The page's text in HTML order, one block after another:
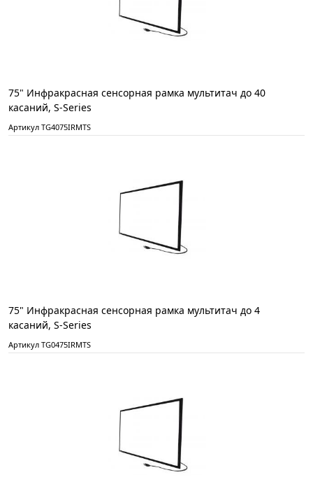
75" Инфракрасная сенсорная рамка мультитач до 40
касаний, S-Series
Артикул TG4075IRMTS
75" Инфракрасная сенсорная рамка мультитач до 4
касаний, S-Series
Артикул TG0475IRMTS